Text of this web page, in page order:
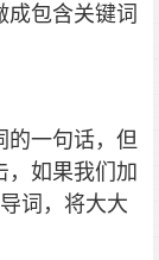
成包含关键词
的一句话，但
，如果我们加
词，将大大